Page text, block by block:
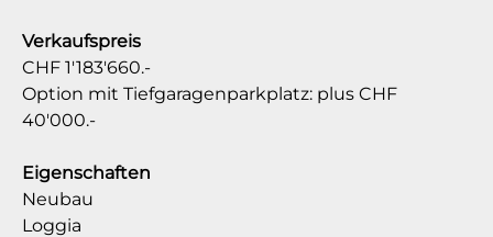
Verkaufspreis
CHF 1'183'660.-
Option mit Tiefgaragenparkplatz: plus CHF
40'000.-
Eigenschaften
Neubau
Loggia